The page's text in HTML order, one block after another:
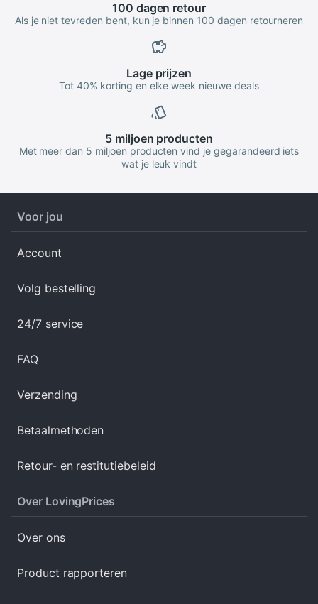
100 dagen retour
Als je niet tevreden bent, kun je binnen 100 dagen retourneren
Lageprijzen
Tot 40% korting en elke week nieuwe deals
5 miljoen producten
Met meer dan 5 miljoen producten vind je gegarandeerd iets
wat je leuk vindt
Voor jou
Account
Volg bestelling
24/7 service
FAQ
Verzending
Betaalmethoden
Retour- en restitutiebeleid
Over LovingPrices
Over ons
Product rapporteren